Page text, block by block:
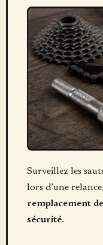
Surveillez les
lors d’une
remplacement
sécurité.